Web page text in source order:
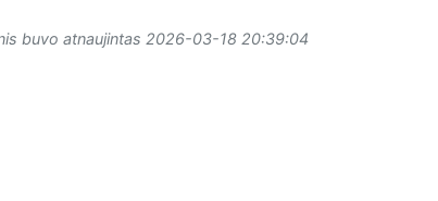
buvo atnaujintas 2026-03-18 20:39:04